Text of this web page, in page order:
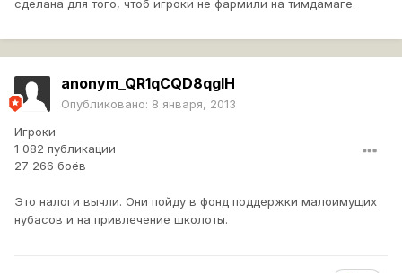
сделана для того, чтоб игроки не фармили на тимдамаге.
anonym_QR1qCQD8qglH
Опубликовано: 8 января, 2013
Игроки
1 082 публикации
27 266 боёв
Это налоги вычли. Они пойду в фонд поддержки малоимущих
нубасов и на привлечение школоты.